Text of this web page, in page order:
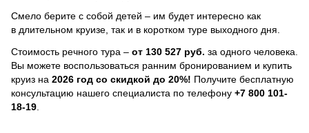
Смело берите с собой детей – им будет интересно как
в длительном круизе, так и в коротком туре выходного дня.
Стоимость речного тура – от 130 527 руб. за одного человека.
Вы можете воспользоваться ранним бронированием и купить
круиз на 2026 год со скидкой до 20%! Получите бесплатную
консультацию нашего специалиста по телефону +7 800 101-
18-19